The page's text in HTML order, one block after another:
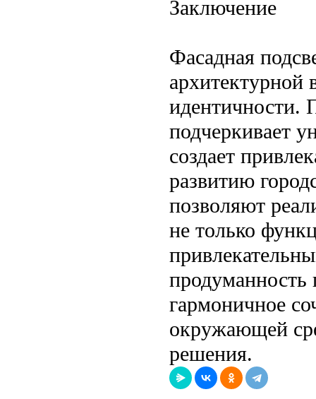
Заключение
Фасадная
архитектурной
идентичности.
подчеркивает
создает
развитию
позволяют
не только
продуманность
гармоничное
окружающей
решения.